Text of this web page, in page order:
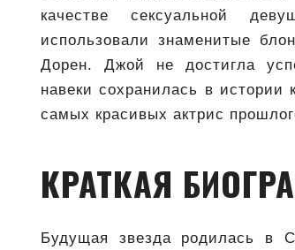
качестве сексуальной
использовали знаменитые
Дорен. Джой не достигла
навеки сохранилась в истории
самых красивых актрис
КРАТКАЯ
Будущая звезда родилась в